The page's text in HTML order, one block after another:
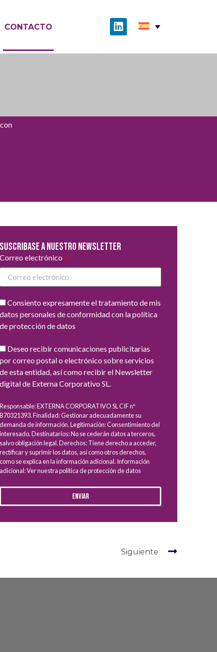
CONTACTO
Suscribase a nuestro newsletter
Correo electrónico
Consiento expresamente el tratamiento de mis
datos personales de conformidad con la política
de protección de datos
Deseo recibir comunicaciones publicitarias
por correo postal o electrónico sobre servicios
de esta entidad, así como recibir el Newsletter
digital de Externa Corporativo SL.
Responsable: EXTERNA CORPORATIVO SL CIF nº
B70321393. Finalidad: Gestionar adecuadamente su
demanda de información. Legitimación: Consentimiento del
interesado. Destinatarios: No se cederán datos a terceros,
salvo obligación legal. Derechos: Tiene derecho a acceder,
rectificar y suprimir los datos, así como otros derechos,
como se explica en la información adicional. Información
adicional: Ver nuestra política de protección de datos
Enviar
Siguiente